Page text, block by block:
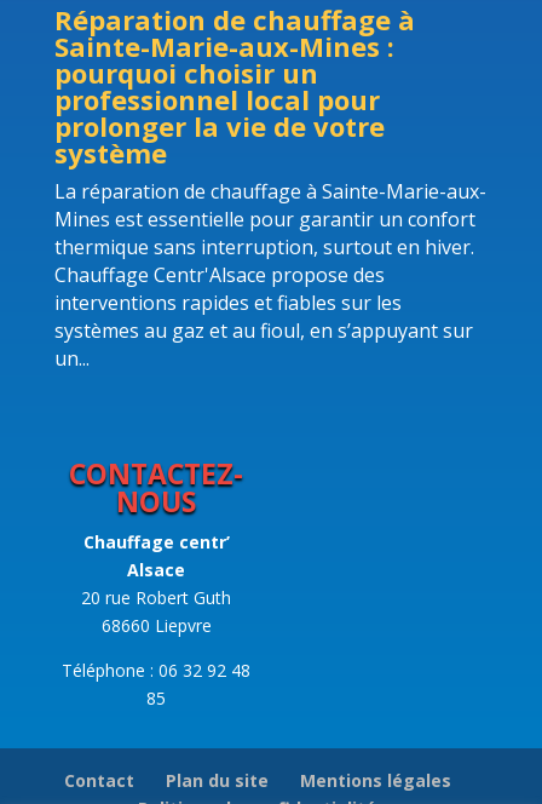
Réparation de chauffage à
Sainte-Marie-aux-Mines :
pourquoi choisir un
professionnel local pour
prolonger la vie de votre
système
La réparation de chauffage à Sainte-Marie-aux-
Mines est essentielle pour garantir un confort
thermique sans interruption, surtout en hiver.
Chauffage Centr'Alsace propose des
interventions rapides et fiables sur les
systèmes au gaz et au fioul, en s’appuyant sur
un...
CONTACTEZ-
NOUS
Chauffage centr’
Alsace
20 rue Robert Guth
68660 Liepvre
Téléphone : 06 32 92 48
85
Contact Plan du site
Mentions légales